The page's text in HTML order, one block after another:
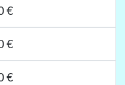
€
€
€